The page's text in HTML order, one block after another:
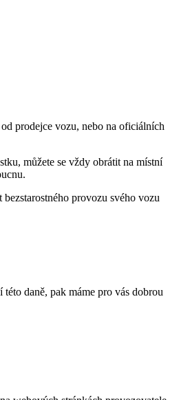
prodejce vozu, nebo na oficiálních
můžete se vždy obrátit na místní
provozu svého vozu
daně, pak máme pro vás dobrou